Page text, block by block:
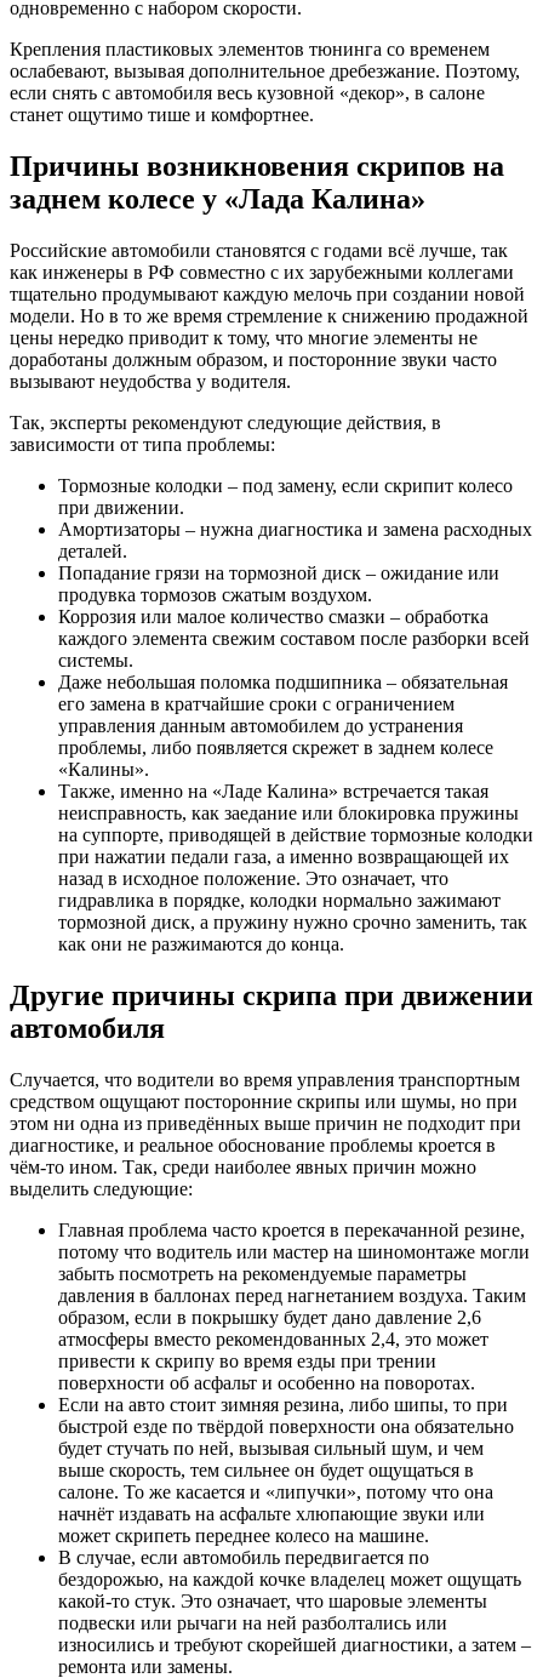
одновременно с набором скорости.
Крепления пластиковых элементов тюнинга со временем
ослабевают, вызывая дополнительное дребезжание. Поэтому,
если снять с автомобиля весь кузовной «декор», в салоне
станет ощутимо тише и комфортнее.
Причины возникновения скрипов на
заднем колесе у «Лада Калина»
Российские автомобили становятся с годами всё лучше, так
как инженеры в РФ совместно с их зарубежными коллегами
тщательно продумывают каждую мелочь при создании новой
модели. Но в то же время стремление к снижению продажной
цены нередко приводит к тому, что многие элементы не
доработаны должным образом, и посторонние звуки часто
вызывают неудобства у водителя.
Так, эксперты рекомендуют следующие действия, в
зависимости от типа проблемы:
Тормозные колодки – под замену, если скрипит колесо
при движении.
Амортизаторы – нужна диагностика и замена расходных
деталей.
Попадание грязи на тормозной диск – ожидание или
продувка тормозов сжатым воздухом.
Коррозия или малое количество смазки – обработка
каждого элемента свежим составом после разборки всей
системы.
Даже небольшая поломка подшипника – обязательная
его замена в кратчайшие сроки с ограничением
управления данным автомобилем до устранения
проблемы, либо появляется скрежет в заднем колесе
«Калины».
Также, именно на «Ладе Калина» встречается такая
неисправность, как заедание или блокировка пружины
на суппорте, приводящей в действие тормозные колодки
при нажатии педали газа, а именно возвращающей их
назад в исходное положение. Это означает, что
гидравлика в порядке, колодки нормально зажимают
тормозной диск, а пружину нужно срочно заменить, так
как они не разжимаются до конца.
Другие причины скрипа при движении
автомобиля
Случается, что водители во время управления транспортным
средством ощущают посторонние скрипы или шумы, но при
этом ни одна из приведённых выше причин не подходит при
диагностике, и реальное обоснование проблемы кроется в
чём-то ином. Так, среди наиболее явных причин можно
выделить следующие:
Главная проблема часто кроется в перекачанной резине,
потому что водитель или мастер на шиномонтаже могли
забыть посмотреть на рекомендуемые параметры
давления в баллонах перед нагнетанием воздуха. Таким
образом, если в покрышку будет дано давление 2,6
атмосферы вместо рекомендованных 2,4, это может
привести к скрипу во время езды при трении
поверхности об асфальт и особенно на поворотах.
Если на авто стоит зимняя резина, либо шипы, то при
быстрой езде по твёрдой поверхности она обязательно
будет стучать по ней, вызывая сильный шум, и чем
выше скорость, тем сильнее он будет ощущаться в
салоне. То же касается и «липучки», потому что она
начнёт издавать на асфальте хлюпающие звуки или
может скрипеть переднее колесо на машине.
В случае, если автомобиль передвигается по
бездорожью, на каждой кочке владелец может ощущать
какой-то стук. Это означает, что шаровые элементы
подвески или рычаги на ней разболтались или
износились и требуют скорейшей диагностики, а затем –
ремонта или замены.